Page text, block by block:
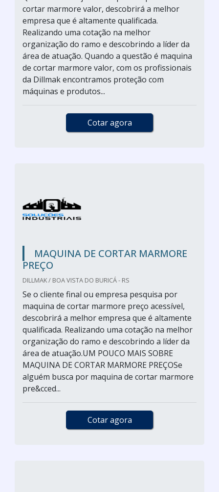
cortar marmore valor, descobrirá a melhor
empresa que é altamente qualificada.
Realizando uma cotação na melhor
organização do ramo e descobrindo a líder da
área de atuação. Quando a questão é maquina
de cortar marmore valor, com os profissionais
da Dillmak encontramos proteção com
máquinas e produtos...
Cotar agora
MAQUINA DE CORTAR MARMORE
PREÇO
DILLMAK / BOA VISTA DO BURICÁ - RS
Se o cliente final ou empresa pesquisa por
maquina de cortar marmore preço acessível,
descobrirá a melhor empresa que é altamente
qualificada. Realizando uma cotação na melhor
organização do ramo e descobrindo a líder da
área de atuação.UM POUCO MAIS SOBRE
MAQUINA DE CORTAR MARMORE PREÇOSe
alguém busca por maquina de cortar marmore
pre&cced...
Cotar agora